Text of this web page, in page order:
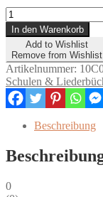
Ocarina
12/10
Songbook
45
Songs
from
Ireland
Great
Menge
In den Warenkorb
Add to Wishlist
Remove from Wishlist
Artikelnummer:
Schulen &
Beschreibung
0